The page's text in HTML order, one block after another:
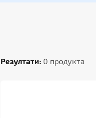
Резултати: 0 продукта